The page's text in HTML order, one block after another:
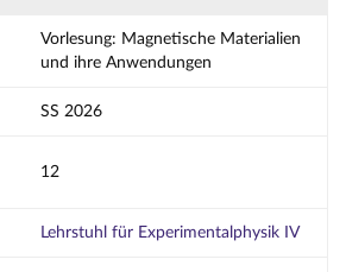
Vorlesung: Magnetische Materialien
und ihre Anwendungen
SS 2026
12
Lehrstuhl für Experimentalphysik IV